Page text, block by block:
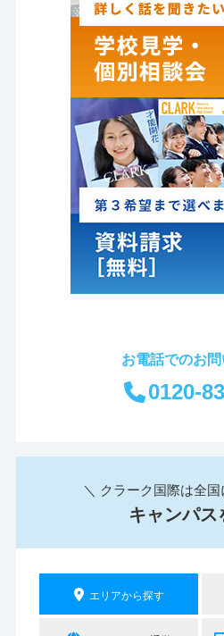
お電話でのお
0120-
＼ クラーク国際は全
キャンパス
エリアから探す